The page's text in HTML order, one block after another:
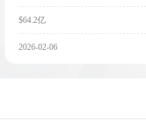
$64.2亿
2026-02-06